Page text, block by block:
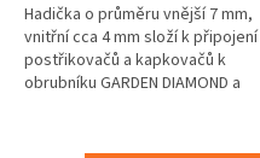
Hadička o průměru vnější 7 mm,
vnitřní cca 4 mm složí k připojení
postřikovačů a kapkovačů k
obrubníku GARDEN DIAMOND a